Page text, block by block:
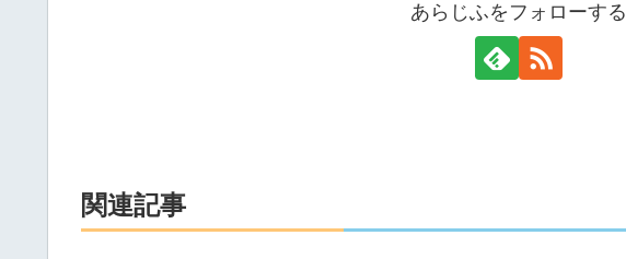
あらじふをフォローする
関連記事